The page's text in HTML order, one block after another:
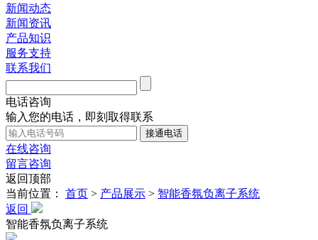
新闻动态
新闻资讯
产品知识
服务支持
联系我们
电话咨询
输入您的电话，即刻取得联系
在线咨询
留言咨询
返回顶部
当前位置： 首页 > 产品展示 > 智能香氛负离子系统
返回
智能香氛负离子系统